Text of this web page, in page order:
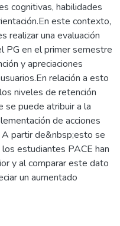
cognitivas, habilidades
este contexto,
realizar una evaluación
PG en el primer semestre
y apreciaciones
relación a esto
niveles de retención
se puede atribuir a la
de acciones
partir de&nbsp;esto se
estudiantes PACE han
y al comparar este dato
un aumentado